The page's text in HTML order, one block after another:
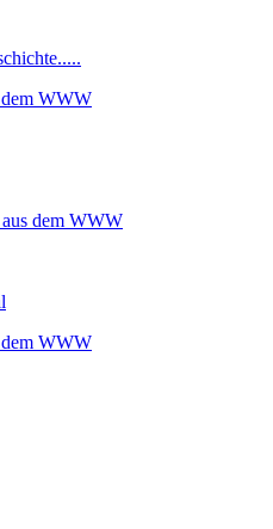
WWW
dem WWW
WWW